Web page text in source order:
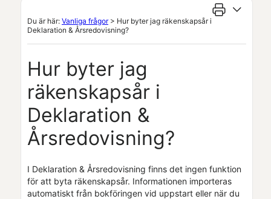
Du är här: Vanliga frågor> Hur byter jag räkenskapsår i
Deklaration & Årsredovisning?
Hur byter jag
räkenskapsår i
Deklaration &
Årsredovisning?
I Deklaration & Årsredovisning finns det ingen funktion
för att byta räkenskapsår. Informationen importeras
automatiskt från bokföringen vid uppstart eller när du